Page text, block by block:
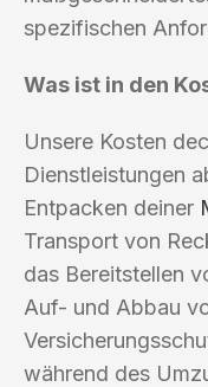
spezifischen
Was ist in den
Unsere Kosten
Dienstleistungen
Entpacken deiner
Transport von
das Bereitstellen
Auf- und Abbau
während des